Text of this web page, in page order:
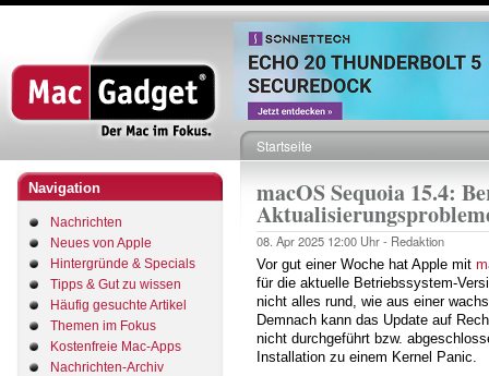
Direkt
zum
Inhalt
Navigation
Nachrichten
Neues von Apple
Hintergründe & Specials
Tipps & Gut zu wissen
Häufig gesuchte Artikel
Themen im Fokus
Kostenfreie Mac-Apps
Nachrichten-Archiv
Pfadnavigation
Startseite
macOS Sequoia 15.4:
08. Apr 2025 12:00 Uhr - Redaktion
Vor gut einer Woche hat Apple mit
für die aktuelle Betriebssystem-
nicht alles rund, wie aus einer
Demnach kann das Update auf
nicht durchgeführt bzw.
Installation zu einem Kernel Panic.